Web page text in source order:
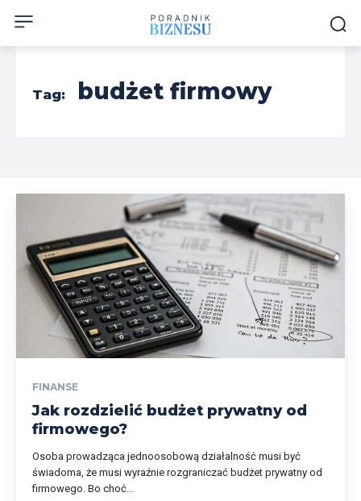
Tag: budżet firmowy
FINANSE
Jak rozdzielić budżet prywatny od
firmowego?
Osoba prowadząca jednoosobową działalność musi być
świadoma, że musi wyraźnie rozgraniczać budżet prywatny od
firmowego. Bo choć...